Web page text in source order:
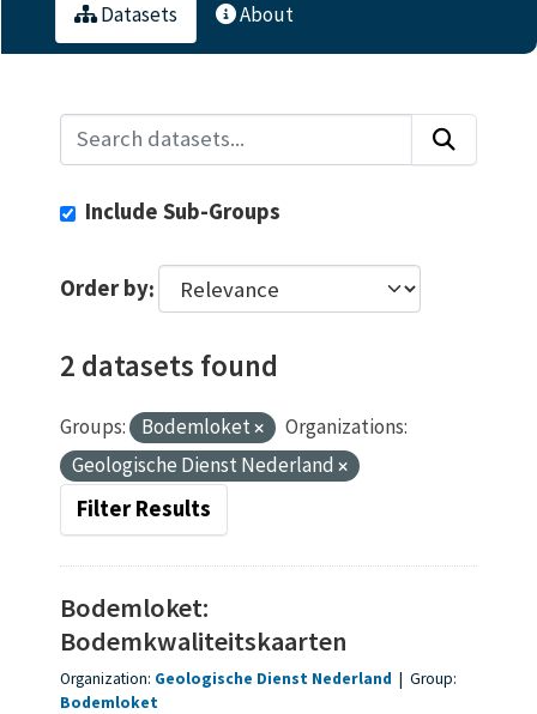
Datasets About
Include Sub-Groups
Order by
2 datasets found
Groups: Bodemloket
Organizations:
Geologische Dienst Nederland
Filter Results
Bodemloket:
Bodemkwaliteitskaarten
Organization: Geologische Dienst Nederland | Group:
Bodemloket